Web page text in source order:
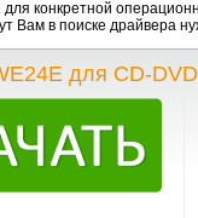
конкретной
Вам в поиске драйвера
для CD-